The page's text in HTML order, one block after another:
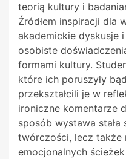
teorią kultury i
Źródłem inspiracji dla
akademickie dyskusje
osobiste
formami kultury.
które ich poruszyły
przekształcili je w
ironiczne komentarze
sposób wystawa
twórczości, lecz także
emocjonalnych